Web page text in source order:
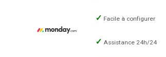
Facile à configurer
Assistance 24h/24